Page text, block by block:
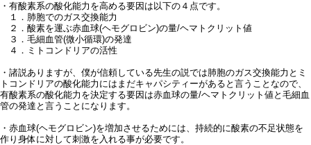
・有酸素系の酸化能力を高める要因は以下の４点です。
１．肺胞でのガス交換能力
２．酸素を運ぶ赤血球(ヘモグロビン)の量/ヘマトクリット値
３．毛細血管(微小循環)の発達
４．ミトコンドリアの活性
・諸説ありますが、僕が信頼している先生の説では肺胞のガス交換能力とミ
トコンドリアの酸化能力にはまだキャパシティーがあると言うことなので、
有酸素系の酸化能力を決定する要因は赤血球の量/ヘマトクリット値と毛細血
管の発達と言うことになります。
・赤血球(ヘモグロビン)を増加させるためには、持続的に酸素の不足状態を
作り身体に対して刺激を入れる事が必要です。